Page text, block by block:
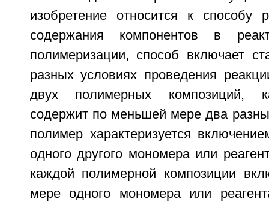
изобретение относится к способу
содержания компонентов в
полимеризации, способ включает
разных условиях проведения
двух полимерных композиций,
содержит по меньшей мере два
полимер характеризуется
одного другого мономера или
каждой полимерной композиции
мере одного мономера или